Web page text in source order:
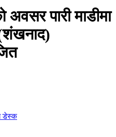
अवसर पारी माडीमा
डेस्क